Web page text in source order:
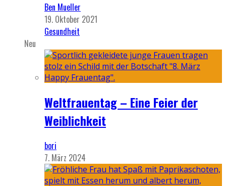
Ben Mueller
19. Oktober 2021
Gesundheit
Neu
Weltfrauentag – Eine Feier der
Weiblichkeit
bori
7. März 2024